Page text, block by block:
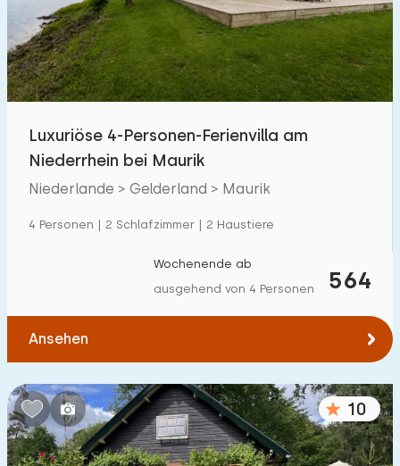
Spielgeräte im Garten 0
Hallenbad 0
Freibad 0
Kinderanimation
Kindereinrichtungen im Park
Zugänglichkeit
Eingeschränkte Mobilität
Rollstuhlgerecht
Hilfsmittel
Luxuriöse 4-Personen-Ferienvilla am
Niederrhein bei Maurik
Niederlande > Gelderland > Maurik
4 Personen | 2 Schlafzimmer | 2 Haustiere
564
Wochenende ab
ausgehend von 4 Personen
Ansehen
10